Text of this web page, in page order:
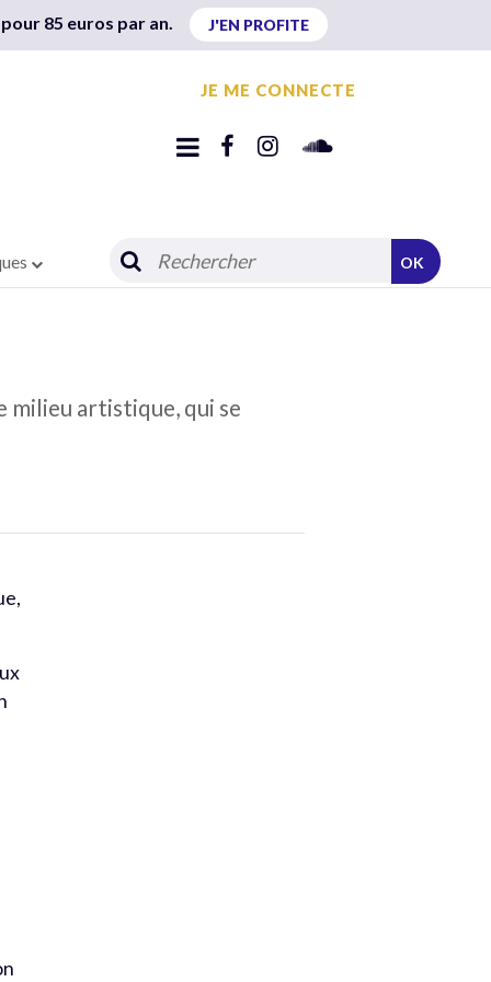
85 euros par an. J'EN PROFITE
JE ME CONNECTE
OK
milieu artistique, qui se